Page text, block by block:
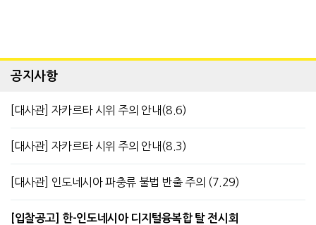
공지사항
[대사관] 자카르타 시위 주의 안내(8.6)
[대사관] 자카르타 시위 주의 안내(8.3)
[대사관] 인도네시아 파충류 불법 반출 주의 (7.29)
[입찰공고] 한-인도네시아 디지털융복합 탈 전시회